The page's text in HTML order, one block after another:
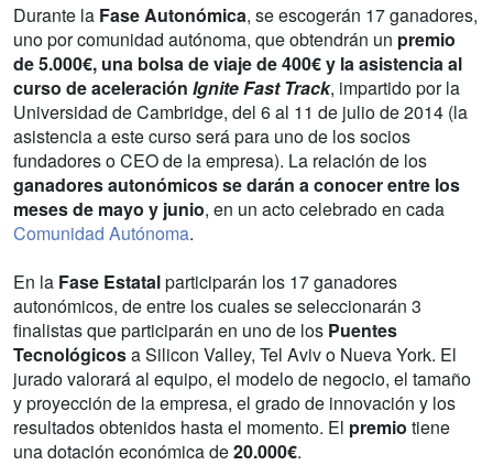
Durante la Fase Autonómica, se escogerán 17 ganadores,
uno por comunidad autónoma, que obtendrán un premio
de 5.000€, una bolsa de viaje de 400€ y la asistencia al
curso de aceleración Ignite Fast Track, impartido por la
Universidad de Cambridge, del 6 al 11 de julio de 2014 (la
asistencia a este curso será para uno de los socios
fundadores o CEO de la empresa). La relación de los
ganadores autonómicos se darán a conocer entre los
meses de mayo y junio, en un acto celebrado en cada
Comunidad Autónoma.
En la Fase Estatalparticiparán los 17 ganadores
autonómicos, de entre los cuales se seleccionarán 3
finalistas que participarán en uno de los Puentes
Tecnológicosa Silicon Valley, Tel Aviv o Nueva York. El
jurado valorará al equipo, el modelo de negocio, el tamaño
y proyección de la empresa, el grado de innovación y los
resultados obtenidos hasta el momento. El premio tiene
una dotación económica de20.000€.